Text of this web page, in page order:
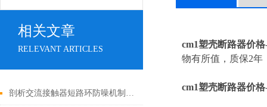
相关文章
RELEVANT ARTICLES
剖析交流接触器短路环防噪机制与电气安全操作红线
cm1塑壳断路器价格
物有所值，质保2年
cm1塑壳断路器价格